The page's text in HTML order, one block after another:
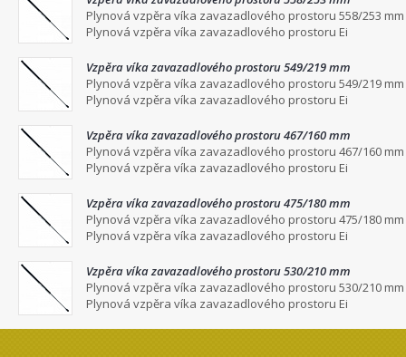
Plynová vzpěra víka zavazadlového prostoru 558/253 mm
Plynová vzpěra víka zavazadlového prostoru Ei
Vzpěra víka zavazadlového prostoru 549/219 mm
Plynová vzpěra víka zavazadlového prostoru 549/219 mm
Plynová vzpěra víka zavazadlového prostoru Ei
Vzpěra víka zavazadlového prostoru 467/160 mm
Plynová vzpěra víka zavazadlového prostoru 467/160 mm
Plynová vzpěra víka zavazadlového prostoru Ei
Vzpěra víka zavazadlového prostoru 475/180 mm
Plynová vzpěra víka zavazadlového prostoru 475/180 mm
Plynová vzpěra víka zavazadlového prostoru Ei
Vzpěra víka zavazadlového prostoru 530/210 mm
Plynová vzpěra víka zavazadlového prostoru 530/210 mm
Plynová vzpěra víka zavazadlového prostoru Ei